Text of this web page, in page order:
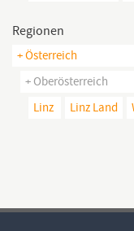
Regionen
+ Österreich
+ Oberösterreich
Linz
Linz Land